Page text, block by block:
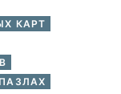
КАРТ